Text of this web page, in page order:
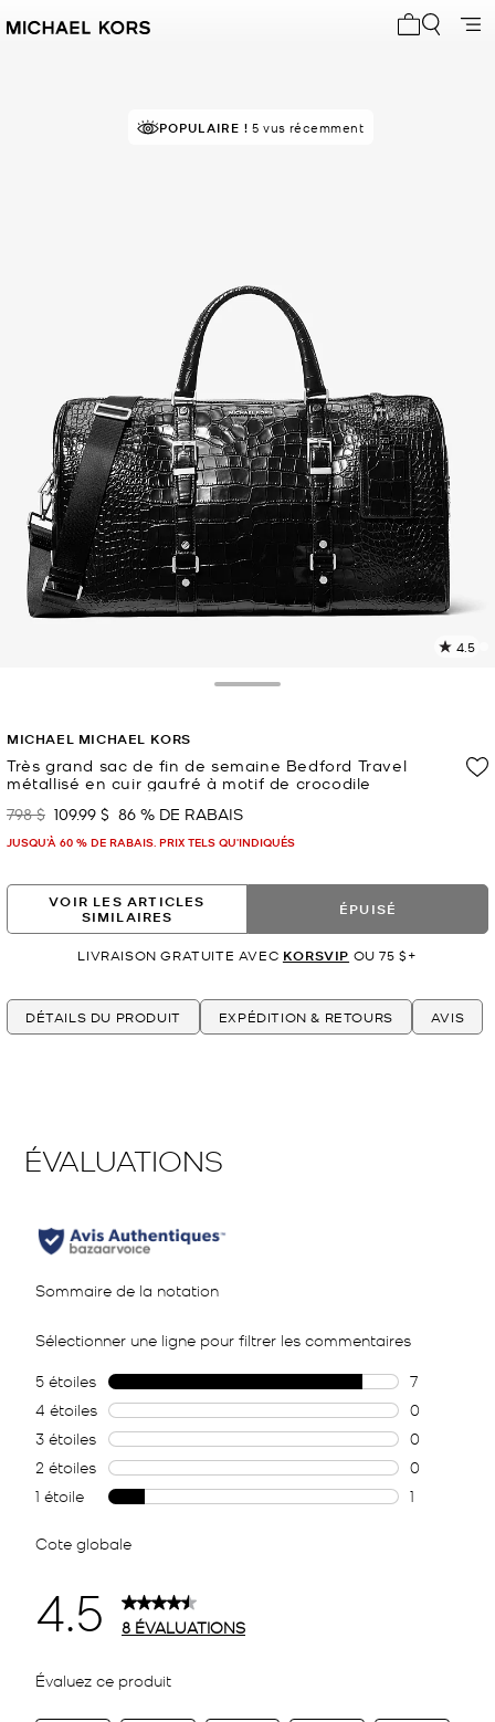
POPULAIRE ! 5 vus récemment
4.5
MICHAEL MICHAEL KORS
Très grand sac de fin de semaine Bedford Travel
métallisé en cuir gaufré à motif de crocodile
était
798 $ maintenant
109.99 $ 86 % DE RABAIS
JUSQU’À 60 % DE RABAIS. PRIX TELS QU'INDIQUÉS
VOIR LES ARTICLES
SIMILAIRES
ÉPUISÉ
LIVRAISON GRATUITE AVEC KORSVIP OU 75 $+
DÉTAILS DU PRODUIT EXPÉDITION & RETOURS AVIS